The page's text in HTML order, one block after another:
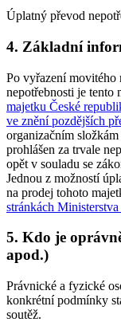
Úplatný převod
4. Základní
Po vyřazení movitého
nepotřebnosti je tento
majetku České
ve znění pozdějších
organizačním
prohlášen za trvale
opět v souladu se
Jednou z možností
na prodej tohoto
stránkách
5. Kdo je
apod.)
Právnické a fyzické
konkrétní podmínky
soutěž.